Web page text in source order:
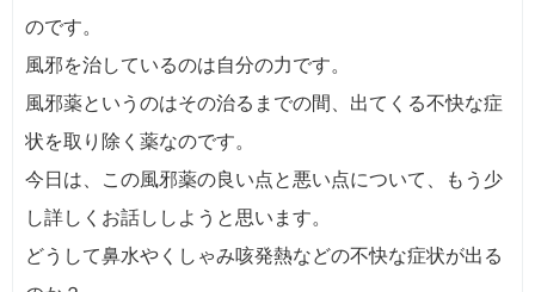
のです。
風邪を治しているのは自分の力です。
風邪薬というのはその治るまでの間、出てくる不快な症
状を取り除く薬なのです。
今日は、この風邪薬の良い点と悪い点について、もう少
し詳しくお話ししようと思います。
どうして鼻水やくしゃみ咳発熱などの不快な症状が出る